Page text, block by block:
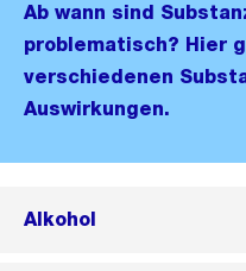
Ab wann sind
problematisch? Hier
verschiedenen
Auswirkungen.
Alkohol